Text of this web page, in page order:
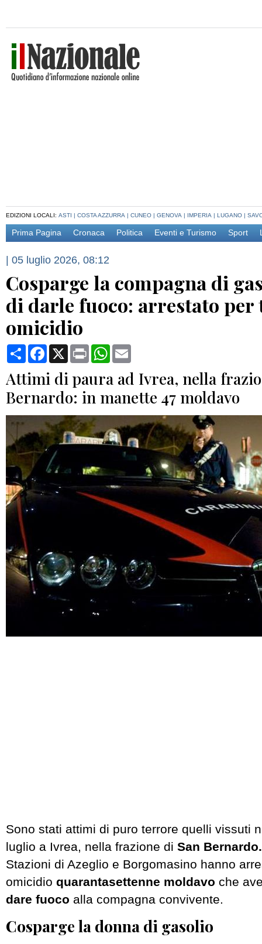
EDIZIONI LOCALI: ASTI | COSTA AZZURRA | CUNEO | GENOVA | IMPERIA | LUGANO |
Prima Pagina Cronaca Politica Eventi e Turismo Sport
| 05 luglio 2026, 08:12
Cosparge la compagna di
di darle fuoco: arrestato per
omicidio
CondividiFacebook
X Print WhatsApp
Attimi di paura ad Ivrea, nella
Bernardo: in manette 47 moldavo
Sono stati attimi di puro terrore quelli vissuti
luglio a Ivrea, nella frazione di San
Stazioni di Azeglio e Borgomasino hanno
omicidio quarantasettenne moldavo che
dare fuoco alla compagna convivente.
Cosparge la donna di gasolio